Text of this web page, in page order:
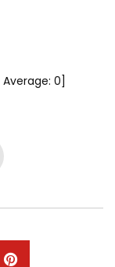
Average: 0]